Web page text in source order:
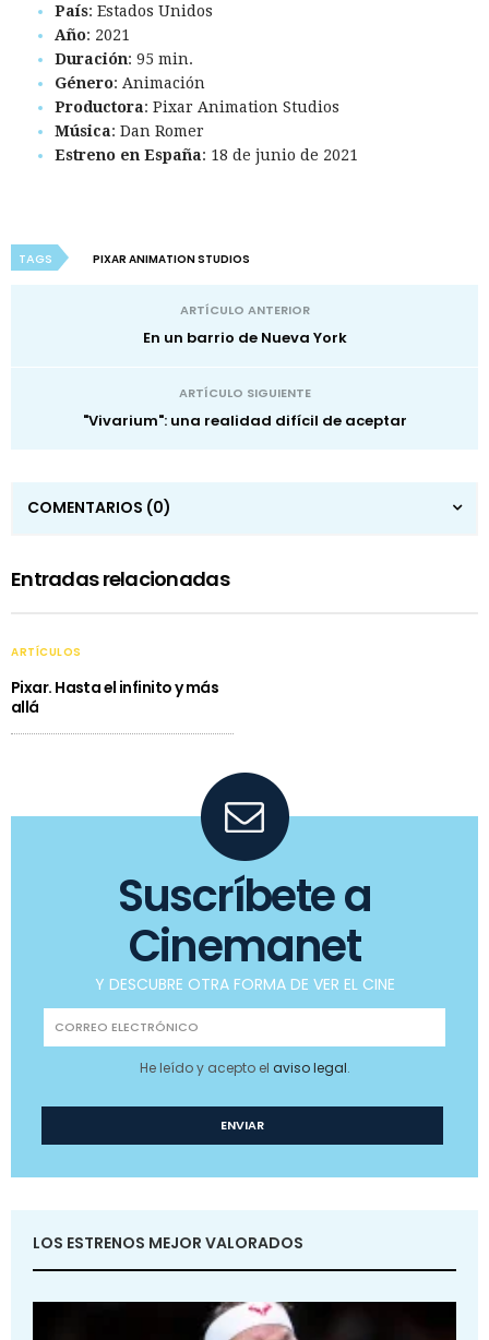
País: Estados Unidos
Año: 2021
Duración: 95 min.
Género: Animación
Productora: Pixar Animation Studios
Música: Dan Romer
Estreno en España: 18 de junio de 2021
TAGS PIXAR ANIMATION STUDIOS
ARTÍCULO ANTERIOR
En un barrio de Nueva York
ARTÍCULO SIGUIENTE
"Vivarium": una realidad difícil de aceptar
COMENTARIOS (0)
Entradas relacionadas
ARTÍCULOS
Pixar. Hasta el infinito y más
allá
Suscríbete a
Cinemanet
Y DESCUBRE OTRA FORMA DE VER EL CINE
He leído y acepto el aviso legal.
LOS ESTRENOS MEJOR VALORADOS